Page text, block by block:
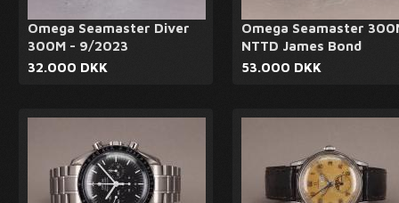
Omega Seamaster Diver
300M - 9/2023
32.000 DKK
Omega Seamaster
NTTD James Bond
53.000 DKK